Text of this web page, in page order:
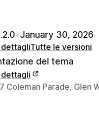
•January 30, 2026
dettagliTutte le versioni
del tema
dettagli
designer
Coleman Parade, Glen